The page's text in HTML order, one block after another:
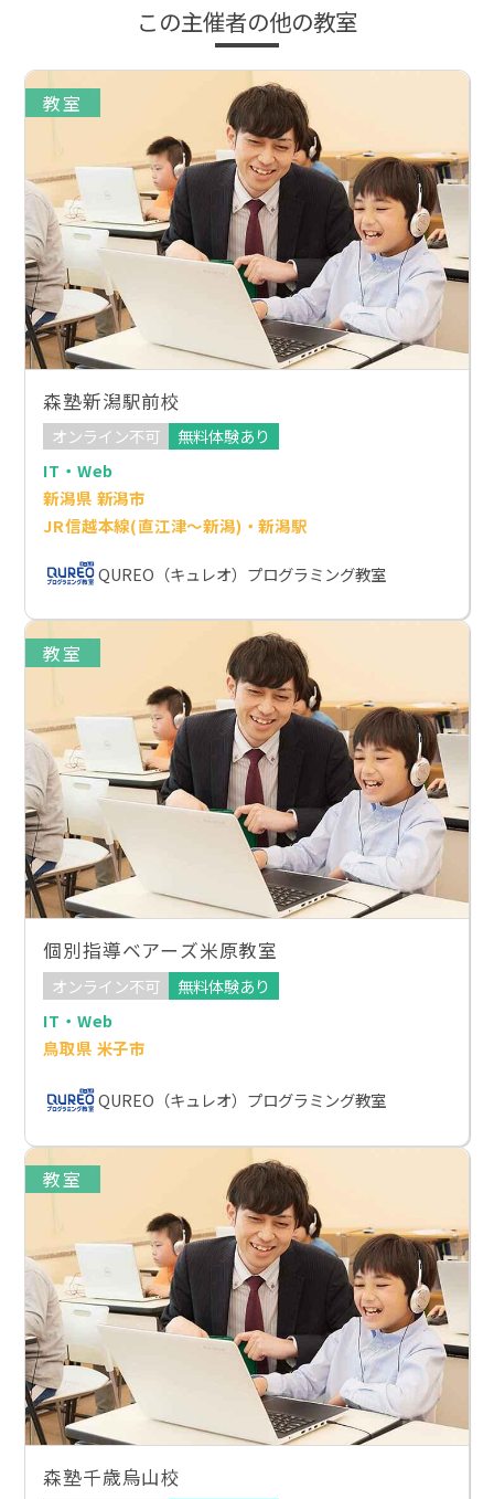
この主催者の他の教室
教室
森塾新潟駅前校
オンライン不可
無料体験あり
IT・Web
新潟県 新潟市
JR信越本線(直江津～新潟)・新潟駅
QUREO（キュレオ）プログラミング教室
教室
個別指導ベアーズ米原教室
オンライン不可
無料体験あり
IT・Web
鳥取県 米子市
QUREO（キュレオ）プログラミング教室
教室
森塾千歳烏山校